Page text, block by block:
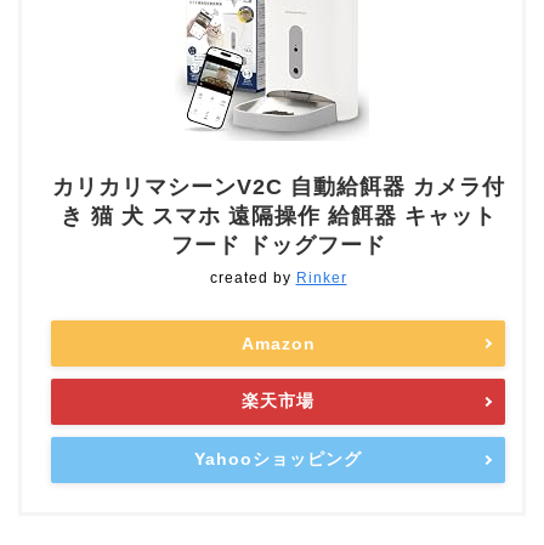
カリカリマシーンV2C 自動給餌器 カメラ付
き 猫 犬 スマホ 遠隔操作 給餌器 キャット
フード ドッグフード
created by Rinker
Amazon
楽天市場
Yahooショッピング